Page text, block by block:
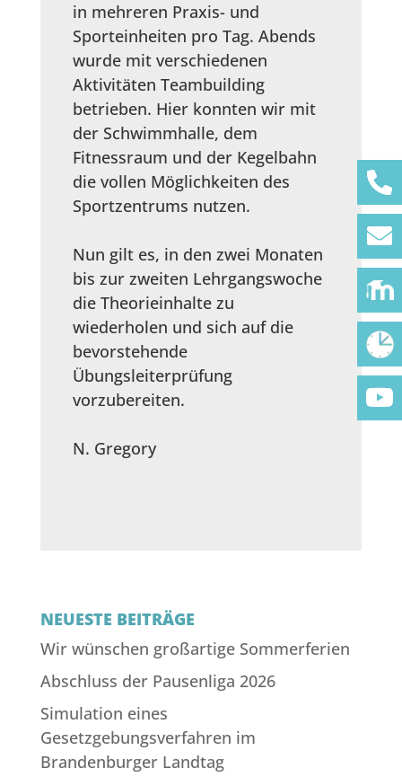
in mehreren Praxis- und
Sporteinheiten pro Tag. Abends
wurde mit verschiedenen
Aktivitäten Teambuilding
betrieben. Hier konnten wir mit
der Schwimmhalle, dem
Fitnessraum und der Kegelbahn
die vollen Möglichkeiten des
Sportzentrums nutzen.
Nun gilt es, in den zwei Monaten
bis zur zweiten Lehrgangswoche
die Theorieinhalte zu
wiederholen und sich auf die
bevorstehende
Übungsleiterprüfung
vorzubereiten.
N. Gregory
NEUESTE BEITRÄGE
Wir wünschen großartige Sommerferien
Abschluss der Pausenliga 2026
Simulation eines
Gesetzgebungsverfahren im
Brandenburger Landtag